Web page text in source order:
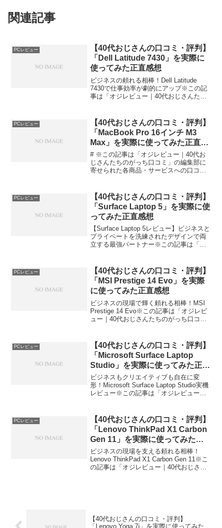
関連記事
PCレビュー
【40代おじさんの口コミ・評判】
「Dell Latitude 7430」を実際に
使ってみた正直感想
ビジネスの頼れる相棒！Dell Latitude
7430で仕事効率が劇的にアップ※この記
事は「オジレビュー｜40代おじさんたち
部が紹介したいのが「Dell Latit...
PCレビュー
【40代おじさんの口コミ・評判】
「MacBook Pro 16インチ M3
Max」を実際に使ってみた正直感
想
# ※この記事は「オジレビュー｜40代お
じさんたちのがっち口コミ」の編集部に
寄せられた各商品・サービスへの口コミ
日、編集部が紹介したいのが「MacB...
PCレビュー
【40代おじさんの口コミ・評判】
「Surface Laptop 5」を実際に使
ってみた正直感想
【Surface Laptop 5レビュー】ビジネスと
プライベートを洗練されたデザインで両
立する最強パートナー※この記事は「オ
サービスへの口コミ今日、編集部が紹介
した...
PCレビュー
【40代おじさんの口コミ・評判】
「MSI Prestige 14 Evo」を実際
に使ってみた正直感想
ビジネスの現場で輝く頼れる相棒！MSI
Prestige 14 Evo※この記事は「オジレビ
ュー｜40代おじさんたちのがっち口コ
いのが「MSI Prestige 14 ...
PCレビュー
【40代おじさんの口コミ・評判】
「Microsoft Surface Laptop
Studio」を実際に使ってみた正直
感想
ビジネスもクリエイティブも自在に変
形！Microsoft Surface Laptop Studio実機
レビュー※この記事は「オジレビュー｜
口コミ今日、編集部が紹介し...
PCレビュー
【40代おじさんの口コミ・評判】
「Lenovo ThinkPad X1 Carbon
Gen 11」を実際に使ってみた正
直感想
ビジネスの現場を支える頼れる相棒！
Lenovo ThinkPad X1 Carbon Gen 11※こ
の記事は「オジレビュー｜40代おじさん
【40代おじさんの口コミ・評判】
「Lenovo Yoga 7i」を実際に使ってみた